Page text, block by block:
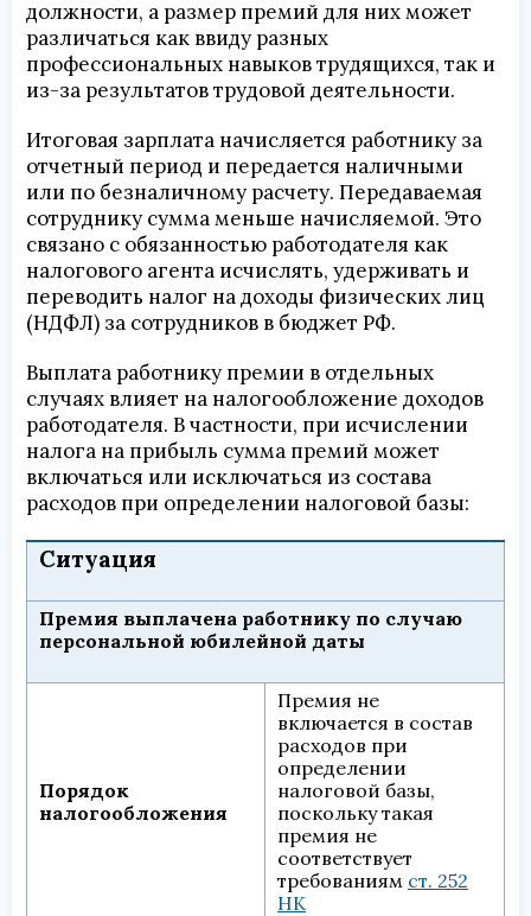
должности, а размер премий для них может
различаться как ввиду разных
профессиональных навыков трудящихся, так и
из-за результатов трудовой деятельности.
Итоговая зарплата начисляется работнику за
отчетный период и передается наличными
или по безналичному расчету. Передаваемая
сотруднику сумма меньше начисляемой. Это
связано с обязанностью работодателя как
налогового агента исчислять, удерживать и
переводить налог на доходы физических лиц
(НДФЛ) за сотрудников в бюджет РФ.
Выплата работнику премии в отдельных
случаях влияет на налогообложение доходов
работодателя. В частности, при исчислении
налога на прибыль сумма премий может
включаться или исключаться из состава
расходов при определении налоговой базы:
Ситуация
Премия выплачена работнику по случаю
персональной юбилейной даты
Порядок
налогообложения
Премия не
включается в состав
расходов при
определении
налоговой базы,
поскольку такая
премия не
соответствует
требованиям ст. 252
НК